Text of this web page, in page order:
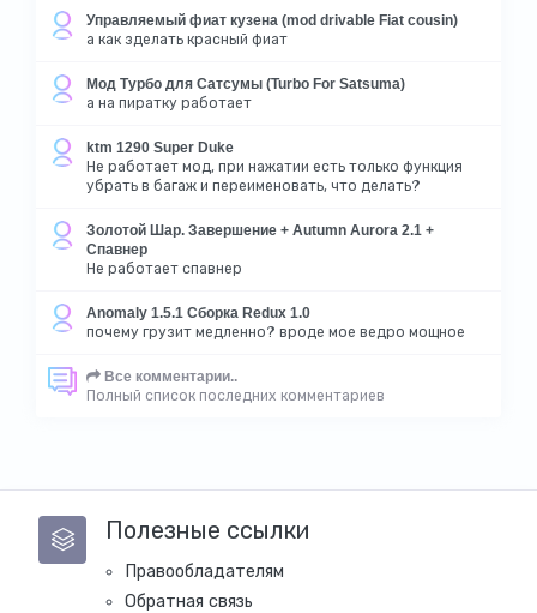
Управляемый фиат кузена (mod drivable Fiat cousin)
а как зделать красный фиат
Мод Турбо для Сатсумы (Turbo For Satsuma)
а на пиратку работает
ktm 1290 Super Duke
Не работает мод, при нажатии есть только функция
убрать в багаж и переименовать, что делать?
Золотой Шар. Завершение + Autumn Aurora 2.1 +
Спавнер
Не работает спавнер
Anomaly 1.5.1 Сборка Redux 1.0
почему грузит медленно? вроде мое ведро мощное
Все комментарии..
Полный список последних комментариев
Полезные ссылки
Правообладателям
Обратная связь